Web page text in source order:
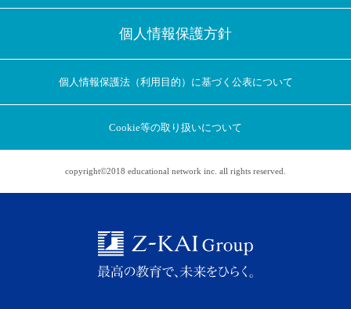
アプリに切り替えてみませんか
会員登録なしですぐ使える！
Web版で続行
個人情報保護方針
個人情報保護法（利用目的）に基づく公表について
Cookie等の取り扱いについて
copyright©2018 educational network inc. all rights reserved.